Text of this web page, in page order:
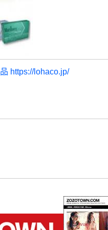
https://lohaco.jp/